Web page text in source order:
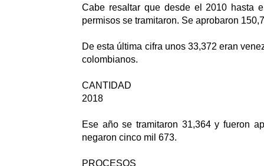
Cabe resaltar que desde el 2010 hasta
permisos se tramitaron. Se aprobaron
De esta última cifra unos 33,372 eran
colombianos.
CANTIDAD
2018
Ese año se tramitaron 31,364 y fueron
negaron cinco mil 673.
PROCESOS